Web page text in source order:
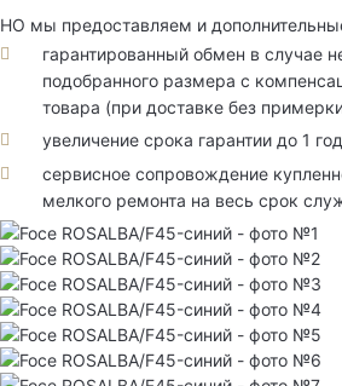
НО мы предоставляем и
гарантированный обмен в случае
подобранного размера с
товара (при доставке без
увеличение срока гарантии до 1
сервисное сопровождение
мелкого ремонта на весь срок